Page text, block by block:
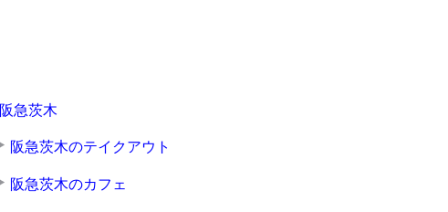
阪急茨木
阪急茨木のテイクアウト
阪急茨木のカフェ